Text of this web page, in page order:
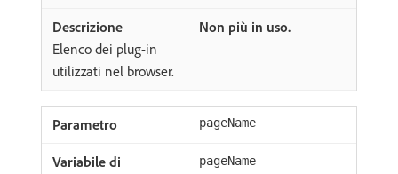
Non più in uso.
Elenco dei plug-in
utilizzati nel browser.
pageName
pageName